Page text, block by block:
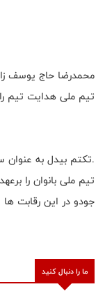
محمدرضا حاج یوسف
تیم ملی هدایت تیم را
.تکتم بیدل به عنوان
تیم ملی بانوان را
جودو در این رقابت
ما را دنبال کنید